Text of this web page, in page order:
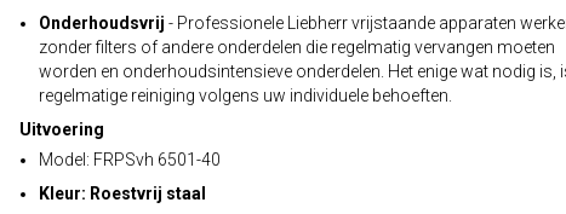
Onderhoudsvrij - Professionele Liebherr vrijstaande apparaten
zonder filters of andere onderdelen die regelmatig vervangen moeten
worden en onderhoudsintensieve onderdelen. Het enige wat nodig is,
regelmatige reiniging volgens uw individuele behoeften.
Uitvoering
Model: FRPSvh 6501-40
Kleur: Roestvrij staal